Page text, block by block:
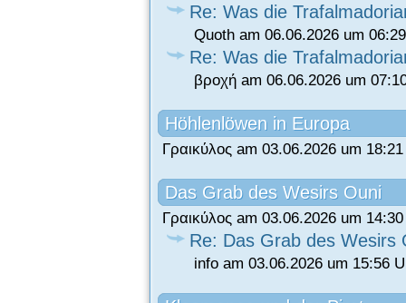
Re: Was die
Quoth am 06.06.2026 um
Re: Was die
βροχή am 06.06.2026 um
Höhlenlöwen in Europa
Γραικύλος am 03.06.2026 um
Das Grab des Wesirs Ouni
Γραικύλος am 03.06.2026 um
Re: Das Grab des Wesirs
info am 03.06.2026 um 15:56